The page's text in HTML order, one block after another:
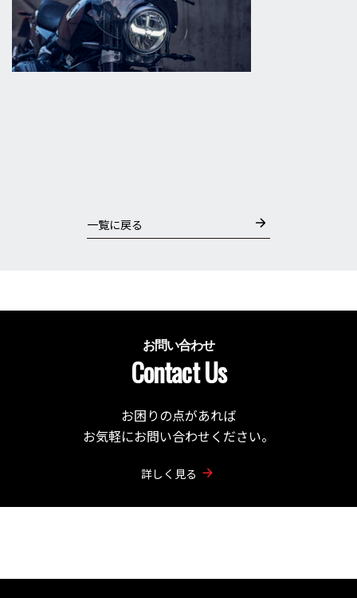
一覧に戻る
お問い合わせ
Contact Us
お困りの点があれば
お気軽にお問い合わせください。
詳しく見る